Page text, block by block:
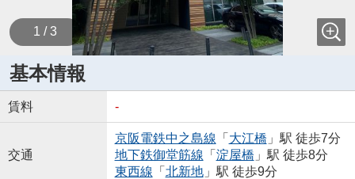
1 / 3
基本情報
賃料 -
交通
京阪電鉄中之島線 「 大江橋 」駅 徒歩7分
地下鉄御堂筋線 「 淀屋橋 」駅 徒歩8分
東西線 「 北新地」駅 徒歩9分